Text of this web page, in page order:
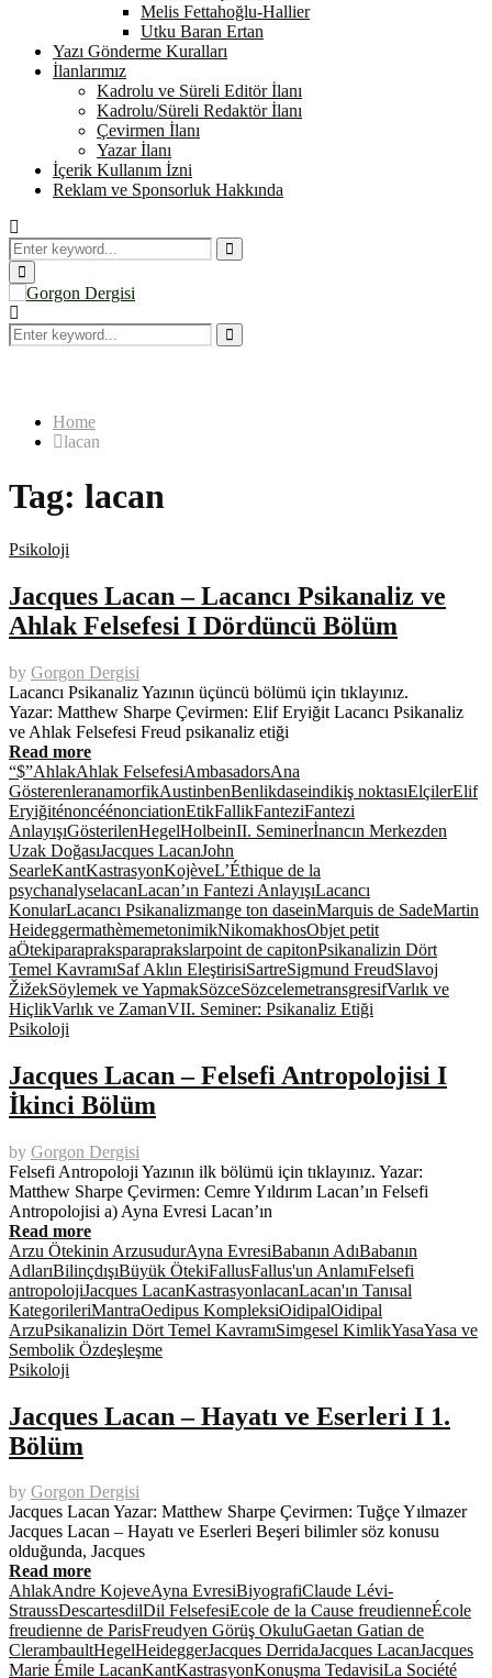
Melis Fettahoğlu-Hallier
Utku Baran Ertan
Yazı Gönderme Kuralları
İlanlarımız
Kadrolu ve Süreli Editör İlanı
Kadrolu/Süreli Redaktör İlanı
Çevirmen İlanı
Yazar İlanı
İçerik Kullanım İzni
Reklam ve Sponsorluk Hakkında
Search
for:
Search
Primary
Menu
Search
for:
Search
Home
lacan
Tag: lacan
Psikoloji
Jacques Lacan – Lacancı Psikanaliz ve
Ahlak Felsefesi I Dördüncü Bölüm
by Gorgon Dergisi
Lacancı Psikanaliz Yazının üçüncü bölümü için tıklayınız.
Yazar: Matthew Sharpe Çevirmen: Elif Eryiğit Lacancı Psikanaliz
ve Ahlak Felsefesi Freud psikanaliz etiği
Read more
“$”AhlakAhlak FelsefesiAmbasadorsAna
GösterenleranamorfikAustinbenBenlikdaseindikiş noktasıElçilerElif
EryiğiténoncéénonciationEtikFallikFanteziFantezi
AnlayışıGösterilenHegelHolbeinII. Seminerİnancın Merkezden
Uzak DoğasıJacques LacanJohn
SearleKantKastrasyonKojèveL’Éthique de la
psychanalyselacanLacan’ın Fantezi AnlayışıLacancı
KonularLacancı Psikanalizmange ton daseinMarquis de SadeMartin
HeideggermathèmemetonimikNikomakhosObjet petit
aÖtekiparapraksparaprakslarpoint de capitonPsikanalizin Dört
Temel KavramıSaf Aklın EleştirisiSartreSigmund FreudSlavoj
ŽižekSöylemek ve YapmakSözceSözcelemetransgresifVarlık ve
HiçlikVarlık ve ZamanVII. Seminer: Psikanaliz Etiği
Psikoloji
Jacques Lacan – Felsefi Antropolojisi I
İkinci Bölüm
by Gorgon Dergisi
Felsefi Antropoloji Yazının ilk bölümü için tıklayınız. Yazar:
Matthew Sharpe Çevirmen: Cemre Yıldırım Lacan’ın Felsefi
Antropolojisi a) Ayna Evresi Lacan’ın
Read more
Arzu Ötekinin ArzusudurAyna EvresiBabanın AdıBabanın
AdlarıBilinçdışıBüyük ÖtekiFallusFallus'un AnlamıFelsefi
antropolojiJacques LacanKastrasyonlacanLacan'ın Tanısal
KategorileriMantraOedipus KompleksiOidipalOidipal
ArzuPsikanalizin Dört Temel KavramıSimgesel KimlikYasaYasa ve
Sembolik Özdeşleşme
Psikoloji
Jacques Lacan – Hayatı ve Eserleri I 1.
Bölüm
by Gorgon Dergisi
Jacques Lacan Yazar: Matthew Sharpe Çevirmen: Tuğçe Yılmazer
Jacques Lacan – Hayatı ve Eserleri Beşeri bilimler söz konusu
olduğunda, Jacques
Read more
AhlakAndre KojeveAyna EvresiBiyografiClaude Lévi-
StraussDescartesdilDil FelsefesiEcole de la Cause freudienneÉcole
freudienne de ParisFreudyen Görüş OkuluGaetan Gatian de
ClerambaultHegelHeideggerJacques DerridaJacques LacanJacques
Marie Émile LacanKantKastrasyonKonuşma TedavisiLa Société